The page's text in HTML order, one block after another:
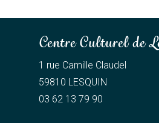
Centre Culturel de
1 rue Camille Claudel
59810 LESQUIN
03 62 13 79 90